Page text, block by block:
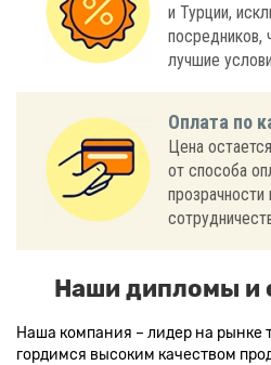
и Турции,
посредников,
лучшие
Оплата по
Цена
от способа
прозрачности
Наши дипломы и
Наша компания – лидер на рынке
гордимся высоким качеством